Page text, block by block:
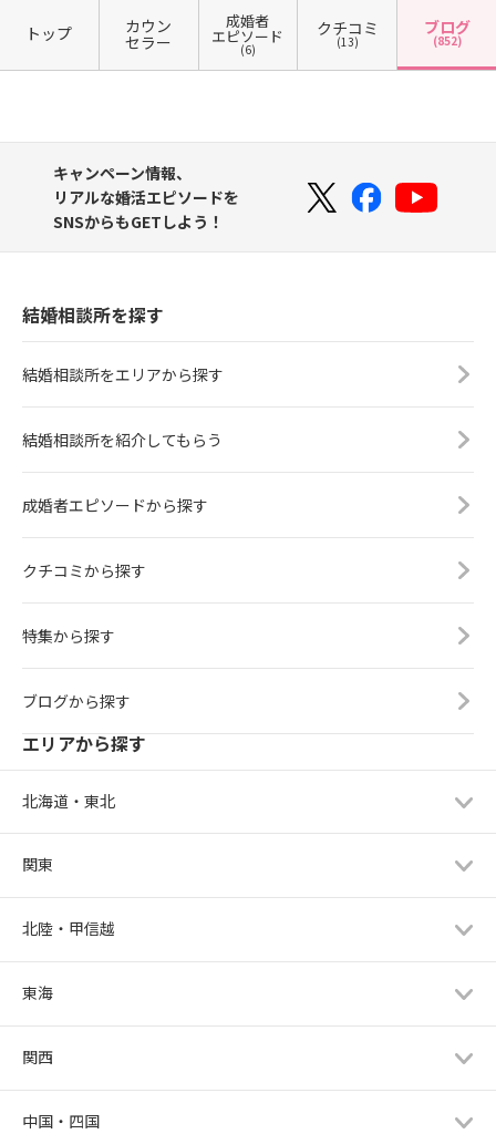
トップ カウン
セラー
成婚者
エピソード
(6)
クチコミ
(13)
ブログ
(852)
キャンペーン情報、
リアルな婚活エピソードを
SNSからもGETしよう！
結婚相談所を探す
結婚相談所をエリアから探す
結婚相談所を紹介してもらう
成婚者エピソードから探す
クチコミから探す
特集から探す
ブログから探す
エリアから探す
北海道・東北
関東
北陸・甲信越
東海
関西
中国・四国